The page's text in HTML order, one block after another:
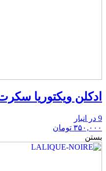
ادکلن ویکتوریا
9 در انبار
۳۵۰,۰۰۰ تومان
بستن